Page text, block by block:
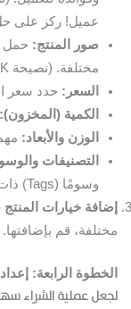
عميل! ركز على حل
صور المنتج: حمل
مختلفة. (نصيحة MK: الصور الاحترافية تزيد المبيعات بشكل كبير).
السعر: حدد سعر
الكمية (المخزون):
الوزن والأبعاد:
التصنيفات
وسومًا (Tags) ذات صلة لتسهيل العثور عليه.
إضافة خيارات
مختلفة، قم بإضافتها.
الخطوة الرابعة:
لجعل عملية الشراء